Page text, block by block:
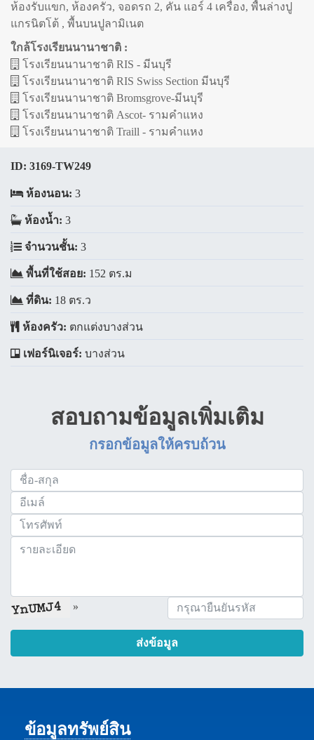
ห้องรับแขก, ห้องครัว, จอดรถ 2, คัน แอร์ 4 เครื่อง, พื้นล่างปู
แกรนิตโต้ , พื้นบนปูลามิเนต
ใกล้โรงเรียนนานาชาติ :
โรงเรียนนานาชาติ RIS - มีนบุรี
โรงเรียนนานาชาติ RIS Swiss Section มีนบุรี
โรงเรียนนานาชาติ Bromsgrove-มีนบุรี
โรงเรียนนานาชาติ Ascot- รามคำแหง
โรงเรียนนานาชาติ Traill - รามคำแหง
ID: 3169-TW249
ห้องนอน: 3
ห้องน้ำ: 3
จำนวนชั้น: 3
พื้นที่ใช้สอย: 152 ตร.ม
ที่ดิน: 18 ตร.ว
ห้องครัว: ตกแต่งบางส่วน
เฟอร์นิเจอร์: บางส่วน
สอบถามข้อมูลเพิ่มเติม
กรอกข้อมูลให้ครบถ้วน
»
ส่งข้อมูล
ข้อมูลทรัพย์สิน